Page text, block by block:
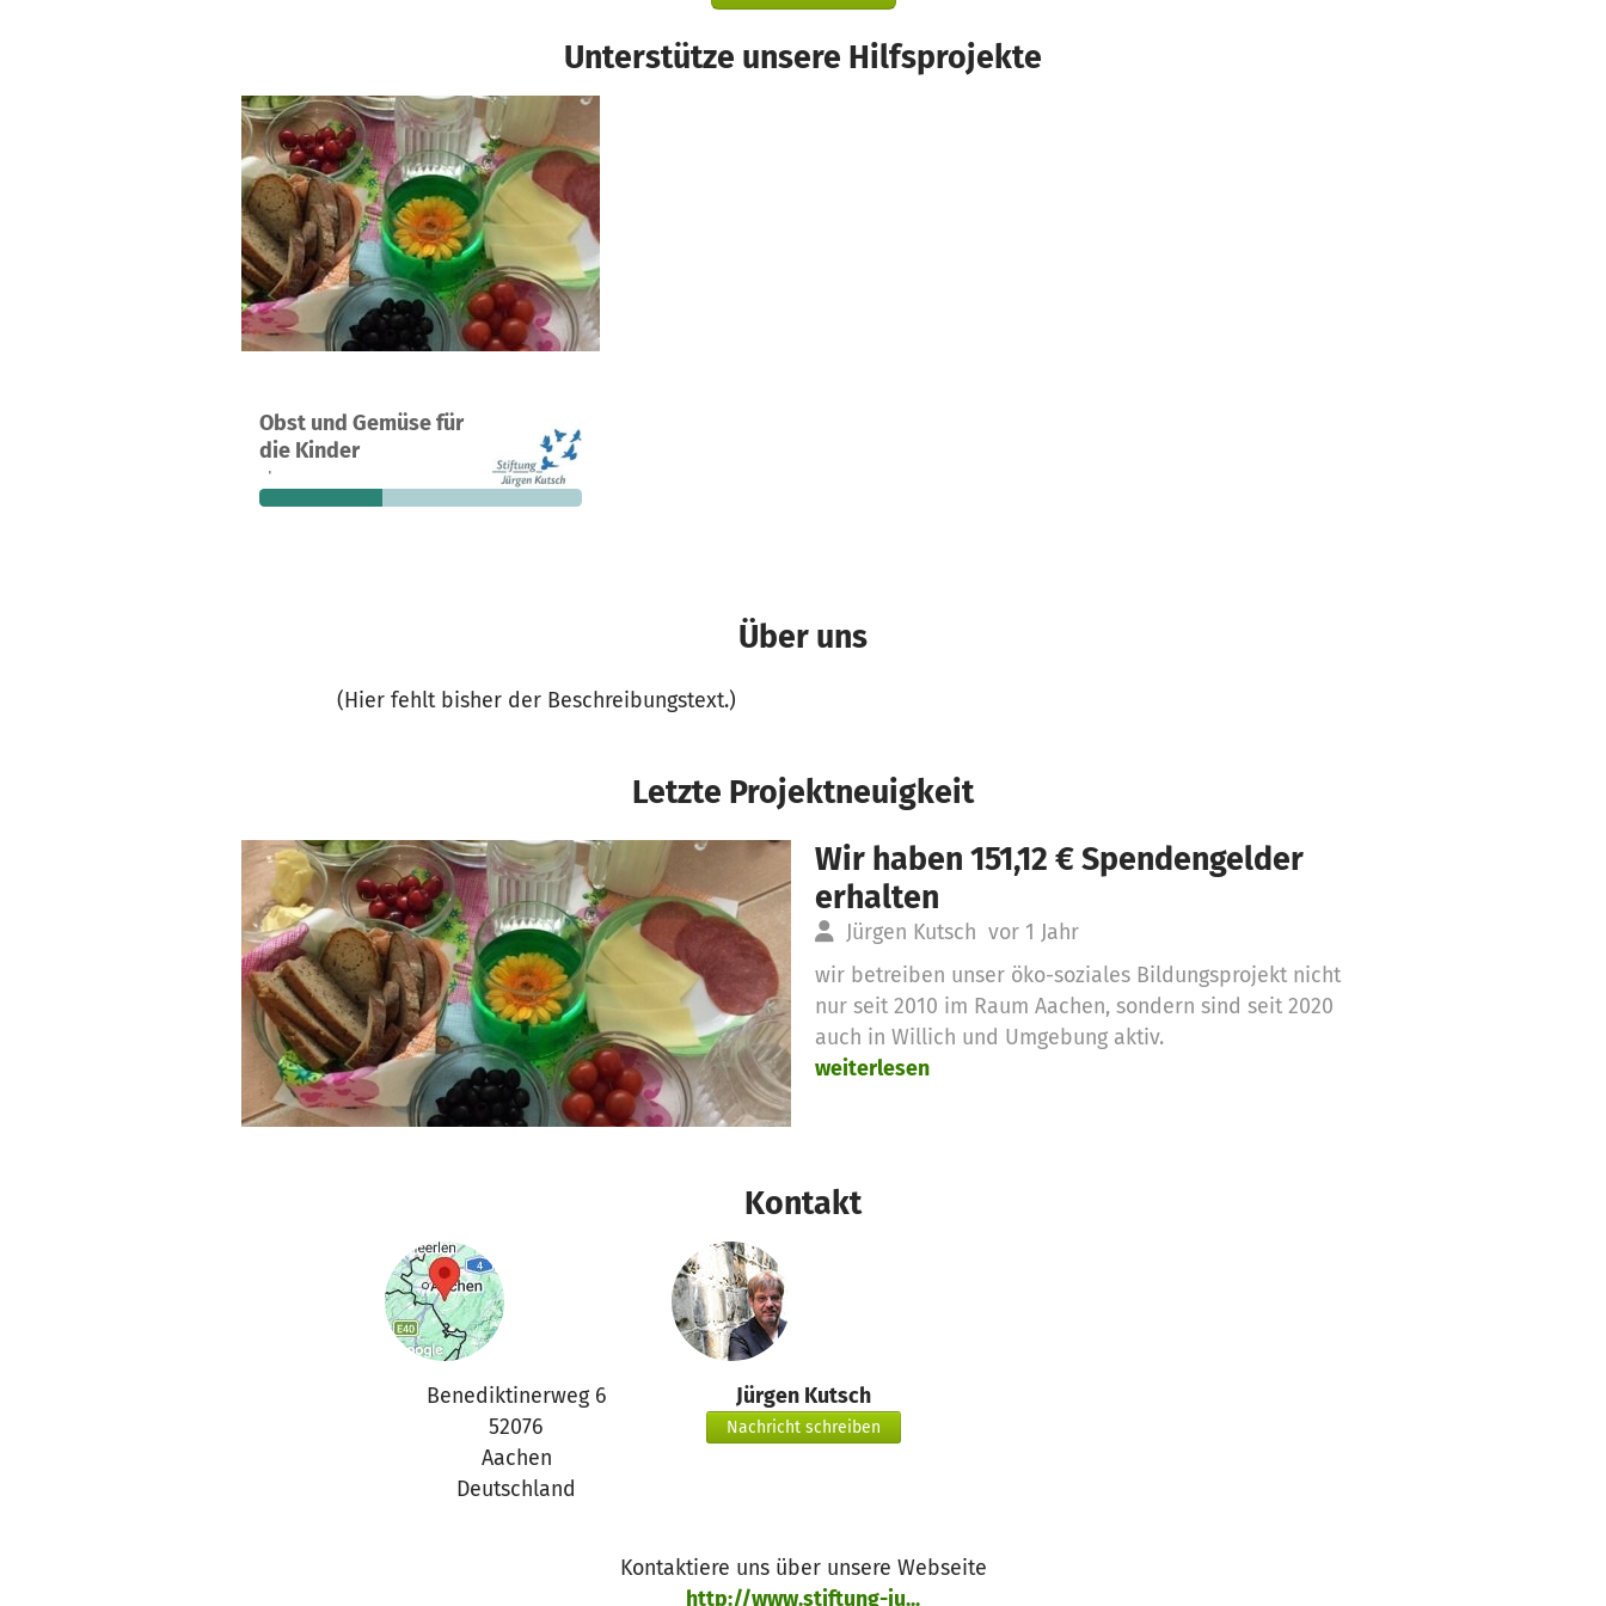
Unterstütze unsere Hilfsprojekte
Obst und Gemüse für
die Kinder
Ein Projekt in Aachen, Deutschland
16 1.085 €
fehlen noch
Über uns
(Hier fehlt bisher der Beschreibungstext.)
Letzte Projektneuigkeit
Wir haben 151,12 € Spendengelder
erhalten
Jürgen Kutsch vor 1 Jahr
wir betreiben unser öko-soziales Bildungsprojekt nicht
nur seit 2010 im Raum Aachen, sondern sind seit 2020
auch in Willich und Umgebung aktiv.
weiterlesen
Kontakt
Benediktinerweg 6
52076
Aachen
Deutschland
Jürgen Kutsch
Nachricht schreiben
Kontaktiere uns über unsere Webseite
http://www.stiftung-ju...